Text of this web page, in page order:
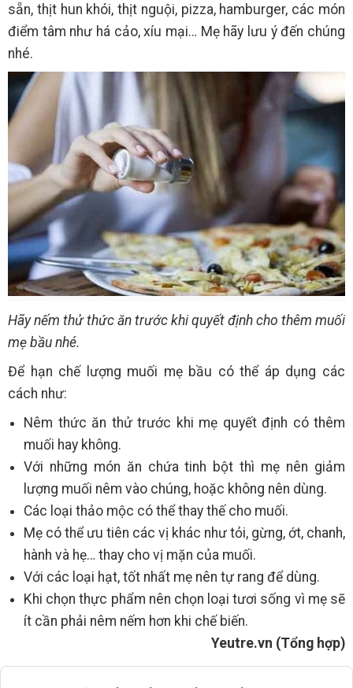
sẵn, thịt hun khói, thịt nguội, pizza, hamburger, các món
điểm tâm như há cảo, xíu mại… Mẹ hãy lưu ý đến chúng
nhé.
Hãy nếm thử thức ăn trước khi quyết định cho thêm muối
mẹ bầu nhé.
Để hạn chế lượng muối mẹ bầu có thể áp dụng các
cách như:
Nêm thức ăn thử trước khi mẹ quyết định có thêm
muối hay không.
Với những món ăn chứa tinh bột thì mẹ nên giảm
lượng muối nêm vào chúng, hoặc không nên dùng.
Các loại thảo mộc có thể thay thế cho muối.
Mẹ có thể ưu tiên các vị khác như tỏi, gừng, ớt, chanh,
hành và hẹ… thay cho vị mặn của muối.
Với các loại hạt, tốt nhất mẹ nên tự rang để dùng.
Khi chọn thực phẩm nên chọn loại tươi sống vì mẹ sẽ
ít cần phải nêm nếm hơn khi chế biến.
Yeutre.vn (Tổng hợp)